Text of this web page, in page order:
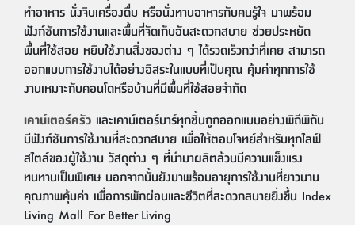
ทำอาหาร นั่งจิบเครื่องดื่ม หรือนั่งทานอาหารกับคนรู้ใจ มาพร้อม
ฟังก์ชันการใช้งานและพื้นที่จัดเก็บอันสะดวกสบาย ช่วยประหยัด
พื้นที่ใช้สอย หยิบใช้งานสิ่งของต่าง ๆ ได้รวดเร็วกว่าที่เคย สามารถ
ออกแบบการใช้งานได้อย่างอิสระในแบบที่เป็นคุณ คุ้มค่าทุกการใช้
งานเหมาะกับคอนโดหรือบ้านที่มีพื้นที่ใช้สอยจำกัด
เคาน์เตอร์ครัว และเคาน์เตอร์บาร์ทุกชิ้นถูกออกแบบอย่างพิถีพิถัน
มีฟังก์ชันการใช้งานที่สะดวกสบาย เพื่อให้ตอบโจทย์สำหรับทุกไลฟ์
สไตล์ของผู้ใช้งาน วัสดุต่าง ๆ ที่นำมาผลิตล้วนมีความแข็งแรง
ทนทานเป็นพิเศษ นอกจากนั้นยังมาพร้อมอายุการใช้งานที่ยาวนาน
คุณภาพคุ้มค่า เพื่อการพักผ่อนและชีวิตที่สะดวกสบายยิ่งขึ้น Index
Living Mall For Better Living